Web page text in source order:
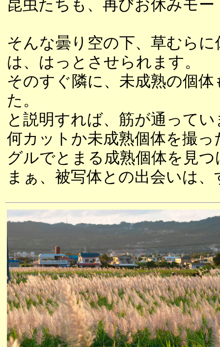
昆虫たちも、再びお休みモー
そんな曇り空の下、草むら
は、はっとさせられます。
そのすぐ隣に、未成熟の個
た。
と説明すれば、筋が通って
何カットか未成熟個体を撮
グルでとまる成熟個体を見
まぁ、被写体との出会いは